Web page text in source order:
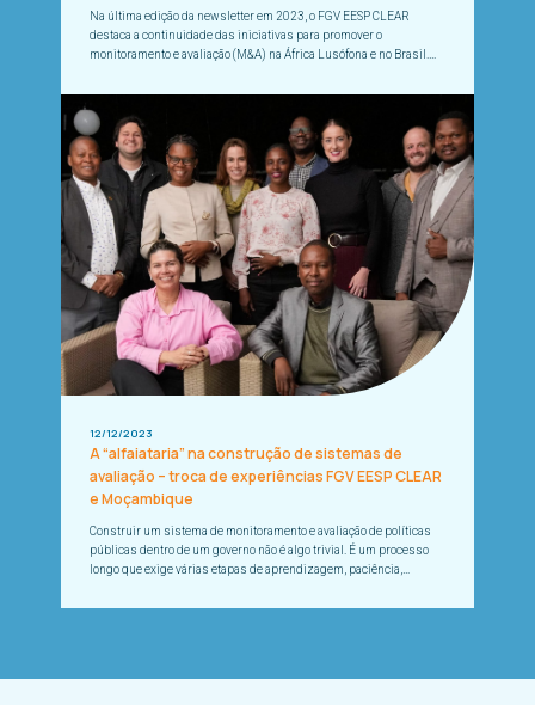
Na última edição da newsletter em 2023, o FGV EESP CLEAR
destaca a continuidade das iniciativas para promover o
monitoramento e avaliação (M&A) na África Lusófona e no Brasil.
12/12/2023
A “alfaiataria” na construção de sistemas de
avaliação – troca de experiências FGV EESP CLEAR
e Moçambique
Construir um sistema de monitoramento e avaliação de políticas
públicas dentro de um governo não é algo trivial. É um processo
longo que exige várias etapas de aprendizagem, paciência,